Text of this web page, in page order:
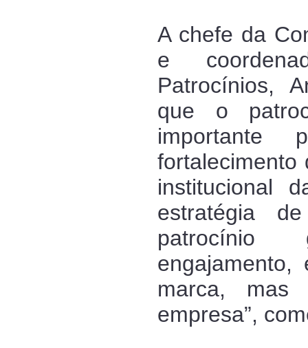
A chefe da
e
Patrocínios,
que o
fortalecimento
institucional
estratégia
marca, mas
empresa”,